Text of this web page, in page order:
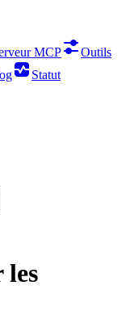
MCP
Outils
Statut
les